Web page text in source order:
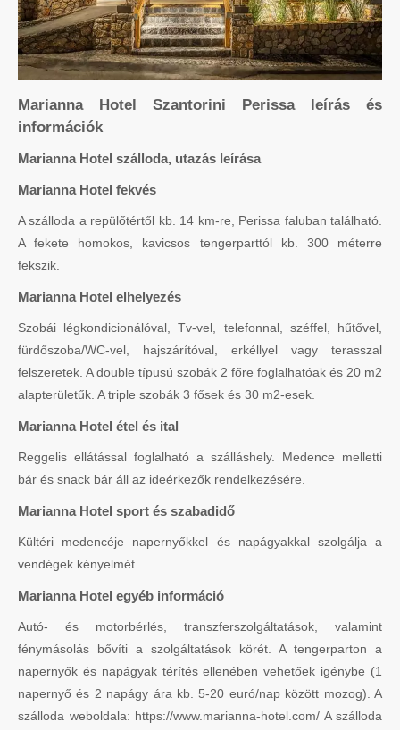
Marianna Hotel Szantorini Perissa leírás és
információk
Marianna Hotel szálloda, utazás leírása
Marianna Hotel fekvés
A szálloda a repülőtértől kb. 14 km-re, Perissa faluban található.
A fekete homokos, kavicsos tengerparttól kb. 300 méterre
fekszik.
Marianna Hotel elhelyezés
Szobái légkondicionálóval, Tv-vel, telefonnal, széffel, hűtővel,
fürdőszoba/WC-vel, hajszárítóval, erkéllyel vagy terasszal
felszeretek. A double típusú szobák 2 főre foglalhatóak és 20 m2
alapterületűk. A triple szobák 3 fősek és 30 m2-esek.
Marianna Hotel étel és ital
Reggelis ellátással foglalható a szálláshely. Medence melletti
bár és snack bár áll az ideérkezők rendelkezésére.
Marianna Hotel sport és szabadidő
Kültéri medencéje napernyőkkel és napágyakkal szolgálja a
vendégek kényelmét.
Marianna Hotel egyéb információ
Autó- és motorbérlés, transzferszolgáltatások, valamint
fénymásolás bővíti a szolgáltatások körét. A tengerparton a
napernyők és napágyak térítés ellenében vehetőek igénybe (1
napernyő és 2 napágy ára kb. 5-20 euró/nap között mozog). A
szálloda weboldala: https://www.marianna-hotel.com/ A szálloda